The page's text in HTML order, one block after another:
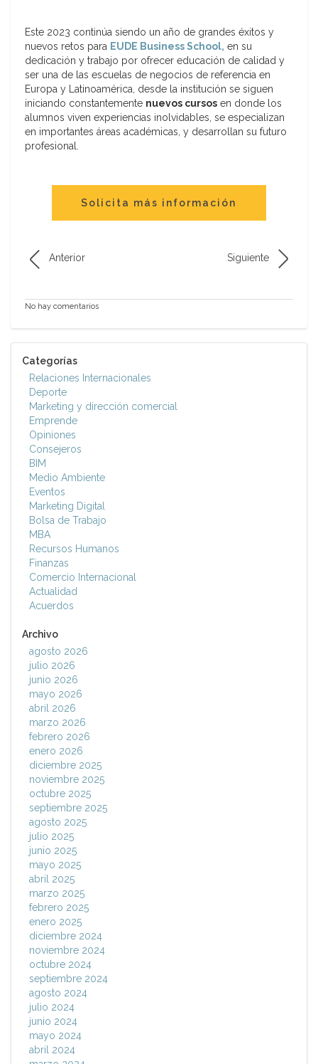
Este 2023 continúa siendo un año de grandes éxitos y
nuevos retos para EUDE Business School, en su
dedicación y trabajo por ofrecer educación de calidad y
ser una de las escuelas de negocios de referencia en
Europa y Latinoamérica, desde la institución se siguen
iniciando constantemente nuevos cursos en donde los
alumnos viven experiencias inolvidables, se especializan
en importantes áreas académicas, y desarrollan su futuro
profesional.
Solicita más información
Anterior Siguiente
No hay comentarios
Categorías
Relaciones Internacionales
Deporte
Marketing y dirección comercial
Emprende
Opiniones
Consejeros
BIM
Medio Ambiente
Eventos
Marketing Digital
Bolsa de Trabajo
MBA
Recursos Humanos
Finanzas
Comercio Internacional
Actualidad
Acuerdos
Archivo
agosto 2026
julio 2026
junio 2026
mayo 2026
abril 2026
marzo 2026
febrero 2026
enero 2026
diciembre 2025
noviembre 2025
octubre 2025
septiembre 2025
agosto 2025
julio 2025
junio 2025
mayo 2025
abril 2025
marzo 2025
febrero 2025
enero 2025
diciembre 2024
noviembre 2024
octubre 2024
septiembre 2024
agosto 2024
julio 2024
junio 2024
mayo 2024
abril 2024